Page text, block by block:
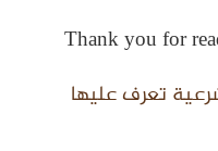
Thank you for
تعرف عليها